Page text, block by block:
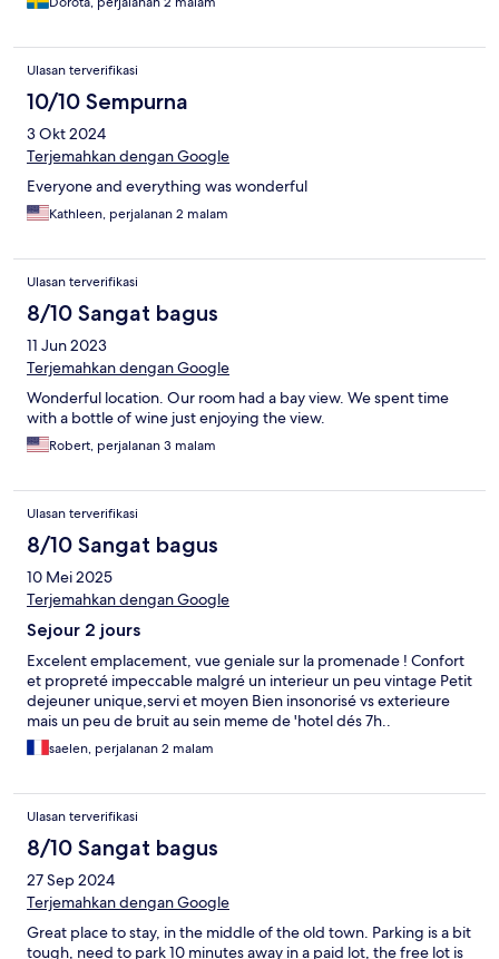
view of the port and the location was perfect — just a minute
Ulasan terverifikasi
10/10 Sempurna
3 Okt 2024
Terjemahkan dengan Google
Everyone and everything was wonderful
Kathleen, perjalanan 2 malam
Ulasan terverifikasi
8/10 Sangat bagus
11 Jun 2023
Terjemahkan dengan Google
Wonderful location. Our room had a bay view. We spent time
with a bottle of wine just enjoying the view.
Robert, perjalanan 3 malam
Ulasan terverifikasi
8/10 Sangat bagus
10 Mei 2025
Terjemahkan dengan Google
Sejour 2 jours
Excelent emplacement, vue geniale sur la promenade ! Confort
et propreté impeccable malgré un interieur un peu vintage Petit
dejeuner unique,servi et moyen Bien insonorisé vs exterieure
mais un peu de bruit au sein meme de 'hotel dés 7h..
saelen, perjalanan 2 malam
Ulasan terverifikasi
8/10 Sangat bagus
27 Sep 2024
Terjemahkan dengan Google
Great place to stay, in the middle of the old town. Parking is a bit
tough, need to park 10 minutes away in a paid lot, the free lot is